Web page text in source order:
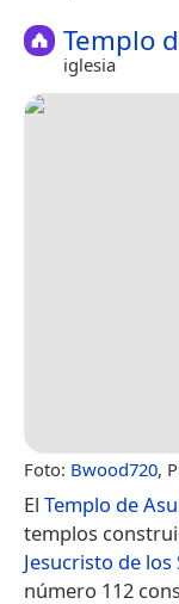
Templo
iglesia
Foto: Bwood720,
El Templo de
templos
Jesucristo de
número 112